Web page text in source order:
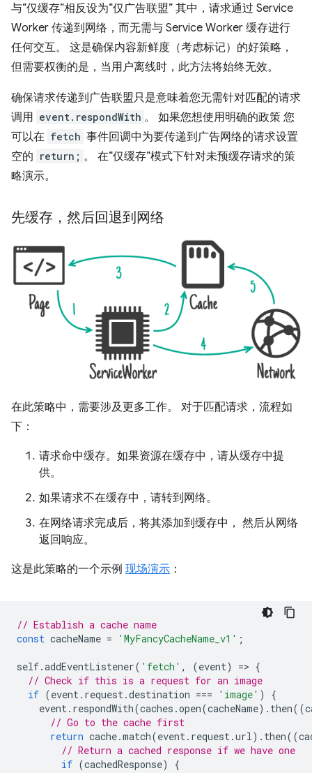
与“仅缓存”相反设为“仅广告联盟” 其中，请求通过 Service
Worker 传递到网络，而无需与 Service Worker 缓存进行
任何交互。 这是确保内容新鲜度（考虑标记）的好策略，
但需要权衡的是，当用户离线时，此方法将始终无效。
确保请求传递到广告联盟只是意味着您无需针对匹配的请求
调用 event.respondWith 。 如果您想使用明确的政策 您
可以在 fetch 事件回调中为要传递到广告网络的请求设置
空的 return; 。 在“仅缓存”模式下针对未预缓存请求的策
略演示。
先缓存，然后回退到网络
在此策略中，需要涉及更多工作。 对于匹配请求，流程如
下：
请求命中缓存。如果资源在缓存中，请从缓存中提
供。
如果请求不在缓存中，请转到网络。
在网络请求完成后，将其添加到缓存中， 然后从网络
返回响应。
这是此策略的一个示例 现场演示 ：
// Establish a cache name
const cacheName = 'MyFancyCacheName_v1' ;
self.addEventListener( 'fetch' , (event) => {
// Check if this is a request for an image
if (event . request .destination === 'image' )
{
event . respondWith(caches .open(cacheName). then((
// Go to the cache first
return cache.match(event . request .url ). then((
// Return a cached response if we have one
if (cachedResponse)
{